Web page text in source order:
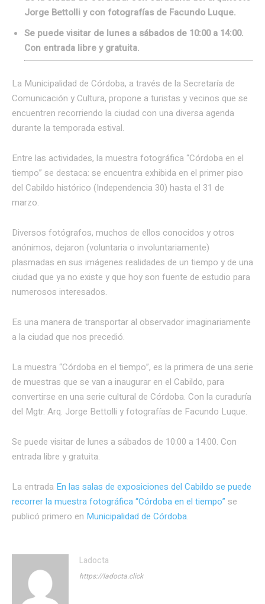
Jorge Bettolli y con fotografías de Facundo Luque.
Se puede visitar de lunes a sábados de 10:00 a 14:00.
Con entrada libre y gratuita.
La Municipalidad de Córdoba, a través de la Secretaría de
Comunicación y Cultura, propone a turistas y vecinos que se
encuentren recorriendo la ciudad con una diversa agenda
durante la temporada estival.
Entre las actividades, la muestra fotográfica “Córdoba en el
tiempo” se destaca: se encuentra exhibida en el primer piso
del Cabildo histórico (Independencia 30) hasta el 31 de
marzo.
Diversos fotógrafos, muchos de ellos conocidos y otros
anónimos, dejaron (voluntaria o involuntariamente)
plasmadas en sus imágenes realidades de un tiempo y de una
ciudad que ya no existe y que hoy son fuente de estudio para
numerosos interesados.
Es una manera de transportar al observador imaginariamente
a la ciudad que nos precedió.
La muestra “Córdoba en el tiempo”, es la primera de una serie
de muestras que se van a inaugurar en el Cabildo, para
convertirse en una serie cultural de Córdoba. Con la curaduría
del Mgtr. Arq. Jorge Bettolli y fotografías de Facundo Luque.
Se puede visitar de lunes a sábados de 10:00 a 14:00. Con
entrada libre y gratuita.
La entrada En las salas de exposiciones del Cabildo se puede
recorrer la muestra fotográfica “Córdoba en el tiempo” se
publicó primero en Municipalidad de Córdoba.
Ladocta
https://ladocta.click